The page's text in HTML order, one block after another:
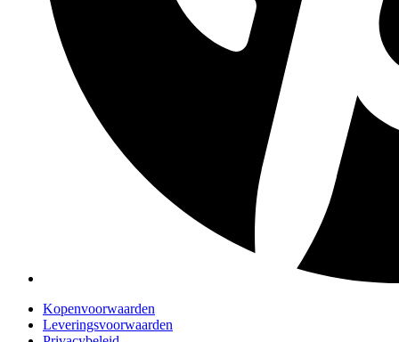
Kopenvoorwaarden
Leveringsvoorwaarden